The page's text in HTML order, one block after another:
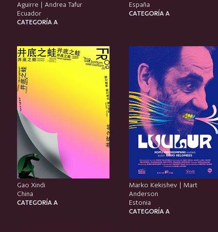
Aguirre | Andrea Tafur
Ecuador
CATEGORÍA A
España
CATEGORÍA A
Gao Xindi
China
CATEGORÍA A
Marko Kekishev | Mart
Anderson
Estonia
CATEGORÍA A